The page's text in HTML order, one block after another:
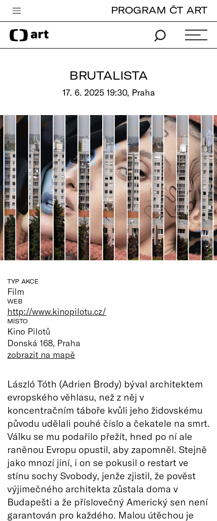
Česká televize
Zpravodajství
Pro děti
edu
Vše o ČT
PROGRAM ČT ART
BRUTALISTA
17. 6. 2025 19:30, Praha
TYP AKCE
Film
WEB
http://www.kinopilotu.cz/
MÍSTO
Kino Pilotů
Donská 168, Praha
zobrazit na mapě
László Tóth (Adrien Brody) býval architektem
evropského věhlasu, než z něj v
koncentračním táboře kvůli jeho židovskému
původu udělali pouhé číslo a čekatele na smrt.
Válku se mu podařilo přežít, hned po ní ale
raněnou Evropu opustil, aby zapomněl. Stejně
jako mnozí jiní, i on se pokusil o restart ve
stínu sochy Svobody, jenže zjistil, že pověst
výjimečného architekta zůstala doma v
Budapešti a že příslovečný Americký sen není
garantován pro každého. Malou útěchou je